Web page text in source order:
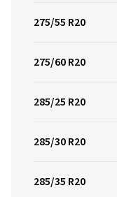
275/55 R20
275/60 R20
285/25 R20
285/30 R20
285/35 R20